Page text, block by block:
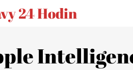
24 Hodin